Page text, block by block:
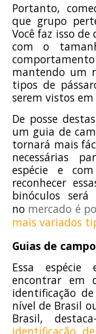
Portanto,
que grupo
Você faz isso
com o
mantendo um
tipos de
serem vistos
De posse
um guia de
tornará mais
necessárias
espécie e
reconhecer
binóculos
no mercado é
mais variados
Guias de
Essa
encontrar em
identificação
nível de Brasil
Brasil,